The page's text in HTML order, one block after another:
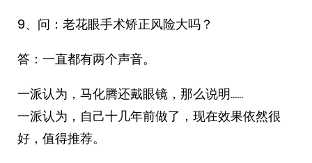
9、问：老花眼手术矫正风险大吗？
答：一直都有两个声音。
一派认为，马化腾还戴眼镜，那么说明……
一派认为，自己十几年前做了，现在效果依然很
好，值得推荐。